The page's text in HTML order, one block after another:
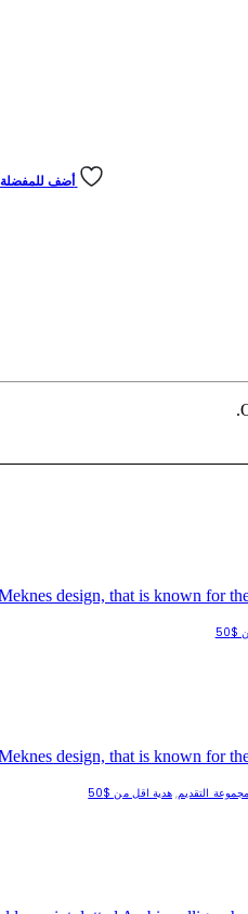
أضف للمفضلة
مجموعة التقديم, هدية اقل من $50